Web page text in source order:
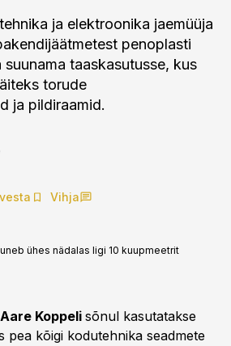
ja elektroonika jaemüüja
penoplasti
taaskasutusse, kus
torude
ja pildiraamid.
Vihja
ühes nädalas ligi 10 kuupmeetrit
Aare Koppeli sõnul kasutatakse
pea kõigi kodutehnika seadmete